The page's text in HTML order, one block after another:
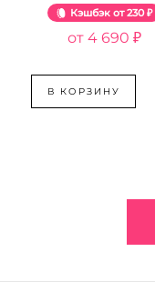
Кэшбэк 230 ₽
4 690 ₽
В КОРЗИНУ